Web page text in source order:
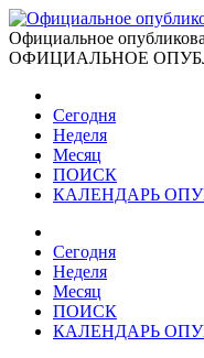
Официальное
ОФИЦИАЛЬНОЕ
Сегодня
Неделя
Месяц
ПОИСК
КАЛЕНДАРЬ
Сегодня
Неделя
Месяц
ПОИСК
КАЛЕНДАРЬ